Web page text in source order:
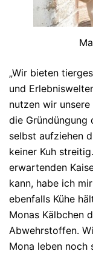
„Wir bieten
und
nutzen wir
die Gründüngung
selbst aufziehen
keiner Kuh
erwartenden
kann, habe ich
ebenfalls Kühe
Monas Kälbchen
Abwehrstoffen.
Mona leben noch